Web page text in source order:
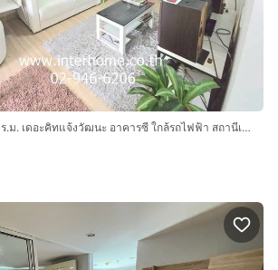
คอนโดมิเนียม 32.82 ตร.ม. เดอะคิทแจ้งวัฒนะ อาคารซี ใกล้รถไฟฟ้า สถานีเลี่ยงเมืองปากเกร็ด ซอยแจ้งวัฒนะ-ปากเกร็ด11-1 ถนนแจ้งวัฒนะ ปากเกร็ด